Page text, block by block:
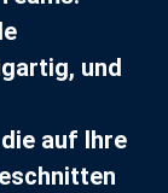
und
auf Ihre